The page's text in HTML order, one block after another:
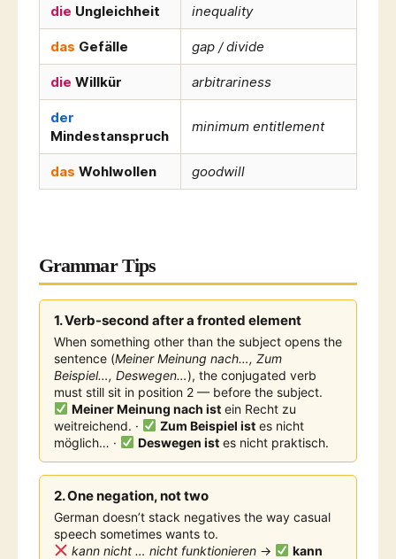
die Ungleichheit inequality
das Gefälle gap / divide
die Willkür arbitrariness
der
Mindestanspruch
minimum entitlement
das Wohlwollen goodwill
Grammar Tips
1. Verb-second after a fronted element
When something other than the subject opens the
sentence (Meiner Meinung nach…, Zum
Beispiel…, Deswegen…), the conjugated verb
must still sit in position 2 — before the subject.
Meiner Meinung nach istein Recht zu
weitreichend. ·
Zum Beispiel istes nicht
möglich… ·
Deswegen istes nicht praktisch.
2. One negation, not two
German doesn’t stack negatives the way casual
speech sometimes wants to.
kann nicht … nicht funktionieren→
kann